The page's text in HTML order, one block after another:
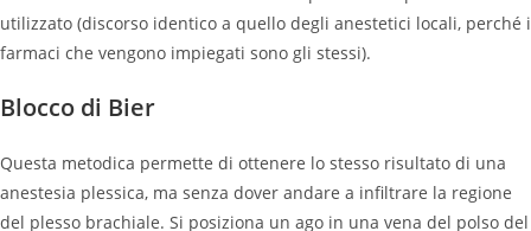
utilizzato (discorso identico a quello degli anestetici locali, perché i
farmaci che vengono impiegati sono gli stessi).
Blocco di Bier
Questa metodica permette di ottenere lo stesso risultato di una
anestesia plessica, ma senza dover andare a infiltrare la regione
del plesso brachiale. Si posiziona un ago in una vena del polso del